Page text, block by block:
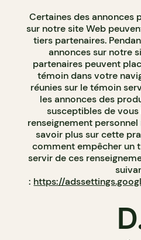
Certaines des annonces
sur notre site Web
tiers partenaires.
annonces sur notre
partenaires peuvent
témoin dans votre
réunies sur le témoin
les annonces des
susceptibles de vous
renseignement personnel
savoir plus sur cette
comment empêcher un
servir de ces
: https://